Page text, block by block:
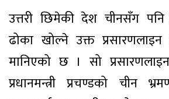
उत्तरी छिमेकी देश चीनसँग पनि
ढोका खोल्ने उक्त
मानिएको छ । सो
प्रधानमन्त्री प्रचण्डको चीन